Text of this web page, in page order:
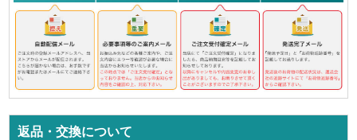
返品・交換について